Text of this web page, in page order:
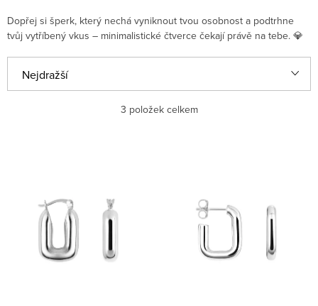
Dopřej si šperk, který nechá vyniknout tvou osobnost a podtrhne
tvůj vytříbený vkus – minimalistické čtverce čekají právě na tebe. 💎
Řazení produktů
Nejdražší
3 položek celkem